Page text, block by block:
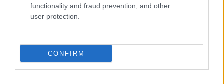
functionality and fraud prevention, and other
user protection.
CONFIRM
Scopri i must have di Mango per l’estate 2026: stile e
freschezza